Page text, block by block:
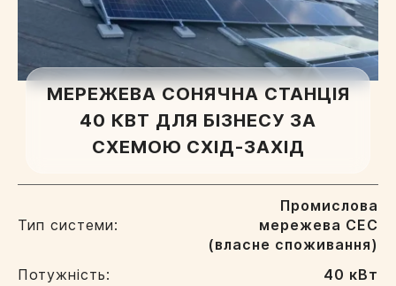
МЕРЕЖЕВА СОНЯЧНА СТАНЦІЯ
40 КВТ ДЛЯ БІЗНЕСУ ЗА
СХЕМОЮ СХІД-ЗАХІД
Тип системи:
Промислова
мережева СЕС
(власне споживання)
Потужність:
40 кВт